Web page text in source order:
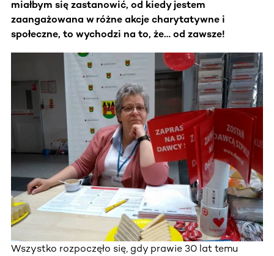
miałbym się zastanowić, od kiedy jestem
zaangażowana w różne akcje charytatywne i
społeczne, to wychodzi na to, że… od zawsze!
Wszystko rozpoczęło się, gdy prawie 30 lat temu